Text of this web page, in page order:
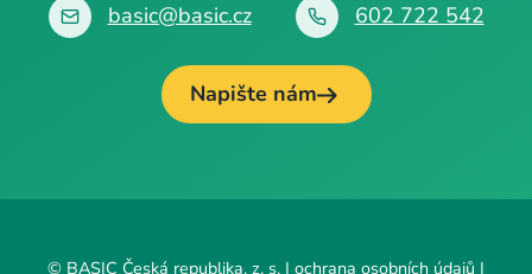
basic@basic.cz 602 722 542
Napište nám
© BASIC Česká republika, z. s. | ochrana osobních údajů |